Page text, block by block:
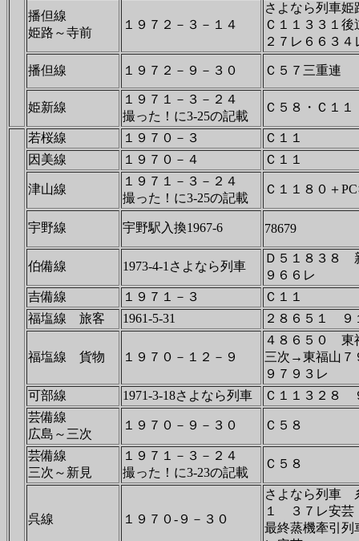
播但線
姫路～寺前
１９７２－３－１４
さよなら列車姫
Ｃ１１３３１
２７レ６６３４
播但線 １９７２－９－３０ Ｃ５７三重連
姫新線
１９７１－３－２４
撮った！に3-25の記載
Ｃ５８・Ｃ１１
若桜線 １９７０－３
Ｃ１１
因美線
１９７０－４ Ｃ１１
津山線
１９７１－３－２４
撮った！に3-25の記載
Ｃ１１８０＋
宇野線 宇野駅入換1967-6 78679
伯備線 1973-4-1さよなら列車
Ｄ５１８３
９６６レ
吉備線
１９７１－３
Ｃ１１
福塩線 旅客
1961-5-31 ２８６５１ ９
福塩線 貨物 １９７０－１２－９
４８６５０
三次→東福山７
９７９３レ
可部線
1971-3-18さよなら列車
Ｃ１１３２８
芸備線
広島～三次
１９７０－９－３０ Ｃ５８
芸備線
三次～新見
１９７１－３－２４
撮った！に3-23の記載
Ｃ５８
呉線 １９７０-９－３０
さよなら列車
１ ３７レ安芸
最終蒸機牽引